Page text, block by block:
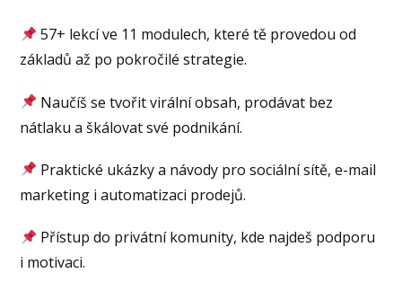
57+ lekcí ve 11 modulech, které tě provedou od
základů až po pokročilé strategie.
Naučíš se tvořit virální obsah, prodávat bez
nátlaku a škálovat své podnikání.
Praktické ukázky a návody pro sociální sítě, e-mail
marketing i automatizaci prodejů.
Přístup do privátní komunity, kde najdeš podporu
i motivaci.